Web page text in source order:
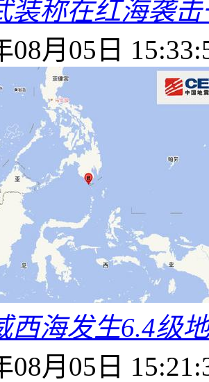
装称在红海袭
08月05日
西海发生6.4级
08月05日